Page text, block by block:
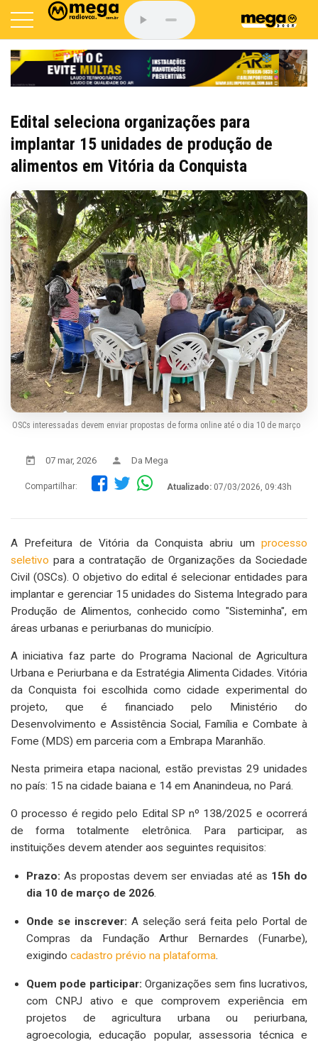
Edital seleciona organizações para
implantar 15 unidades de produção de
alimentos em Vitória da Conquista
OSCs interessadas devem enviar propostas de forma online até o dia 10 de março
07 mar, 2026 Da Mega
Compartilhar: Atualizado: 07/03/2026, 09:43h
A Prefeitura de Vitória da Conquista abriu um processo
seletivo para a contratação de Organizações da Sociedade
Civil (OSCs). O objetivo do edital é selecionar entidades para
implantar e gerenciar 15 unidades do Sistema Integrado para
Produção de Alimentos, conhecido como "Sisteminha", em
áreas urbanas e periurbanas do município.
A iniciativa faz parte do Programa Nacional de Agricultura
Urbana e Periurbana e da Estratégia Alimenta Cidades. Vitória
da Conquista foi escolhida como cidade experimental do
projeto, que é financiado pelo Ministério do
Desenvolvimento e Assistência Social, Família e Combate à
Fome (MDS) em parceria com a Embrapa Maranhão.
Nesta primeira etapa nacional, estão previstas 29 unidades
no país: 15 na cidade baiana e 14 em Ananindeua, no Pará.
O processo é regido pelo Edital SP nº 138/2025 e ocorrerá
de forma totalmente eletrônica. Para participar, as
instituições devem atender aos seguintes requisitos:
Prazo: As propostas devem ser enviadas até as 15h do
dia 10 de março de 2026.
Onde se inscrever: A seleção será feita pelo Portal de
Compras da Fundação Arthur Bernardes (Funarbe),
exigindo cadastro prévio na plataforma.
Quem pode participar: Organizações sem fins lucrativos,
com CNPJ ativo e que comprovem experiência em
projetos de agricultura urbana ou periurbana,
agroecologia, educação popular, assessoria técnica e